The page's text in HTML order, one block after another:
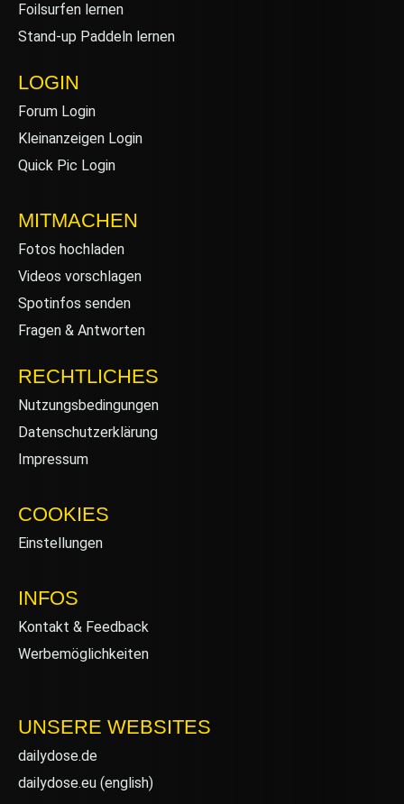
Foilsurfen lernen
Stand-up Paddeln lernen
LOGIN
Forum Login
Kleinanzeigen Login
Quick Pic Login
MITMACHEN
Fotos hochladen
Videos vorschlagen
Spotinfos senden
Fragen & Antworten
RECHTLICHES
Nutzungsbedingungen
Datenschutzerklärung
Impressum
COOKIES
Einstellungen
INFOS
Kontakt & Feedback
Werbemöglichkeiten
UNSERE WEBSITES
dailydose.de
dailydose.eu (english)